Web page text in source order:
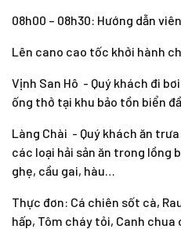
08h00 – 08h30: Hướng dẫn
Lên cano cao tốc khởi hành
Vịnh San Hô - Quý khách đi
ống thở tại khu bảo tồn biển
Làng Chài - Quý khách ăn
các loại hải sản ăn trong lồng
ghẹ, cầu gai, hàu…
Thực đơn: Cá chiên sốt cà,
hấp, Tôm cháy tỏi, Canh